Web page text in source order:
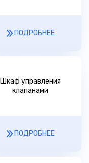
ПОДРОБНЕЕ
Шкаф управления
клапанами
ПОДРОБНЕЕ